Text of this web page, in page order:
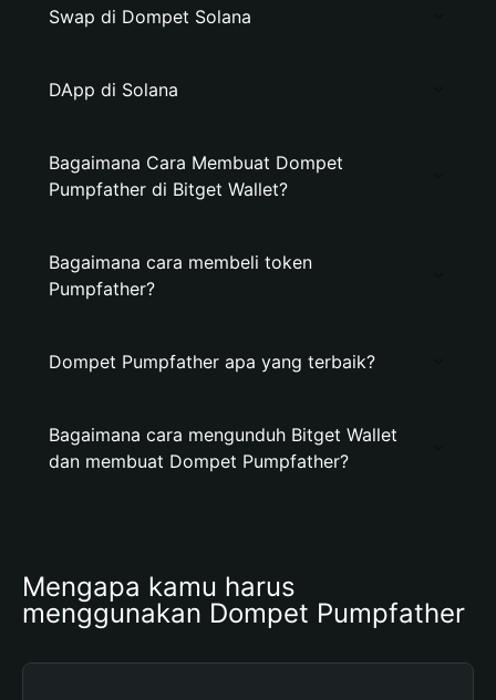
Swap di Dompet Solana
DApp di Solana
Bagaimana Cara Membuat Dompet
Pumpfather di Bitget Wallet?
Bagaimana cara membeli token
Pumpfather?
Dompet Pumpfather apa yang terbaik?
Bagaimana cara mengunduh Bitget Wallet
dan membuat Dompet Pumpfather?
Mengapa kamu harus
menggunakan Dompet Pumpfather